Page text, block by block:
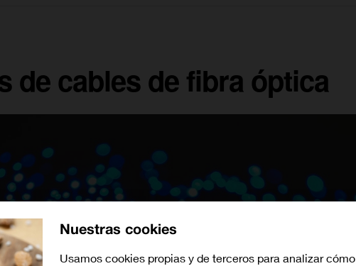
de cables de fibra óptica
Nuestras cookies
Usamos cookies propias y de terceros para analizar cómo